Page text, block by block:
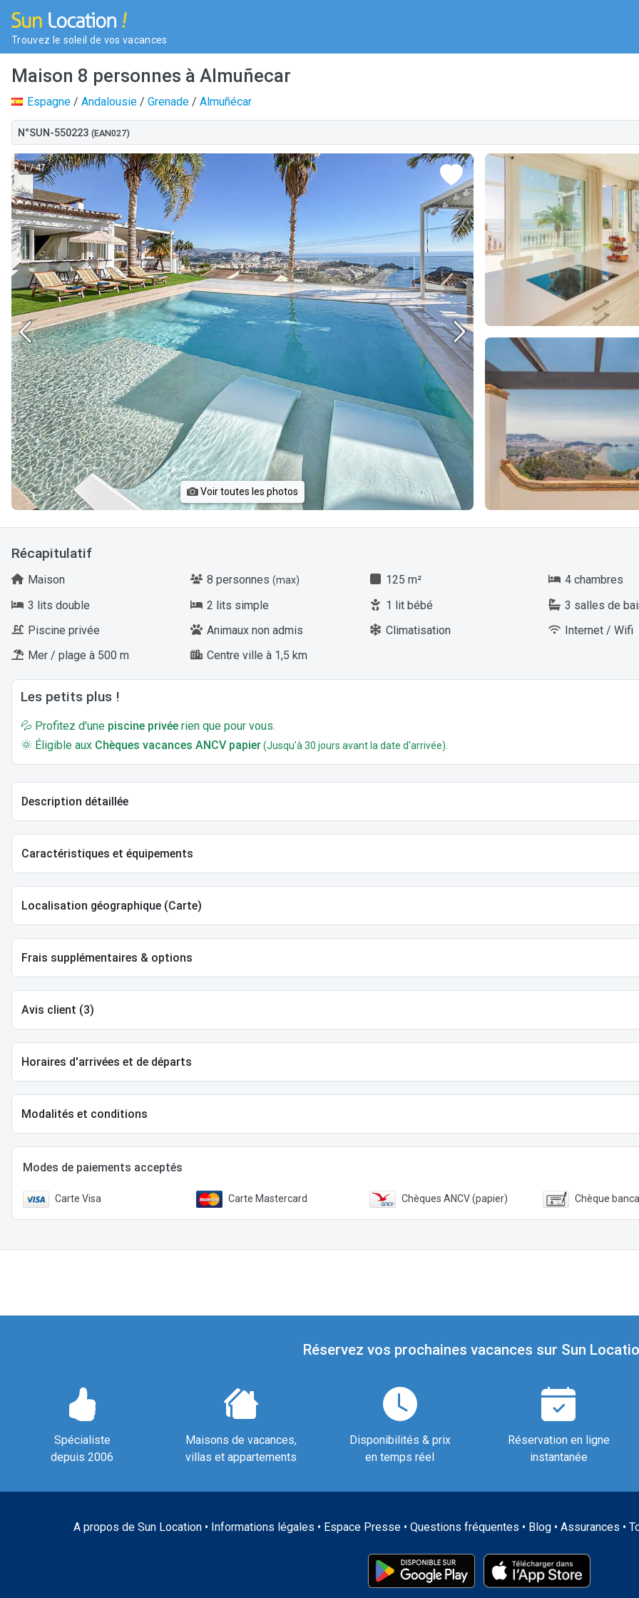
Trouvez le soleil de vos vacances
Maison 8 personnes à Almuñecar
Espagne / Andalousie / Grenade / Almuñécar
N°SUN-550223 (EAN027)
1/ 47
Voir toutes les photos
Récapitulatif
Maison 8 personnes (max) 125 m²
4 chambres
3 lits double
2 lits simple 1 lit bébé
3 salles de
Piscine privée
Animaux non admis Climatisation
Internet / Wifi
Mer / plage à 500 m
Centre ville à 1,5 km
Les petits plus !
💦 Profitez d'une piscine privée rien que pour vous.
🌞 Éligible aux Chèques vacances ANCV papier(Jusqu'à 30 jours avant la date d'arrivée).
Description détaillée
Caractéristiques et équipements
Localisation géographique (Carte)
Frais supplémentaires & options
Avis client (3)
Horaires d'arrivées et de départs
Modalités et conditions
Modes de paiements acceptés
Carte Visa Carte Mastercard Chèques ANCV (papier) Chèque
Réservez vos prochaines vacances sur Sun
Spécialiste
depuis 2006
Maisons de vacances,
villas et appartements
Disponibilités & prix
en temps réel
Réservation en ligne
instantanée
A propos de Sun Location• Informations légales • Espace Presse• Questions fréquentes • Blog• Assurances •